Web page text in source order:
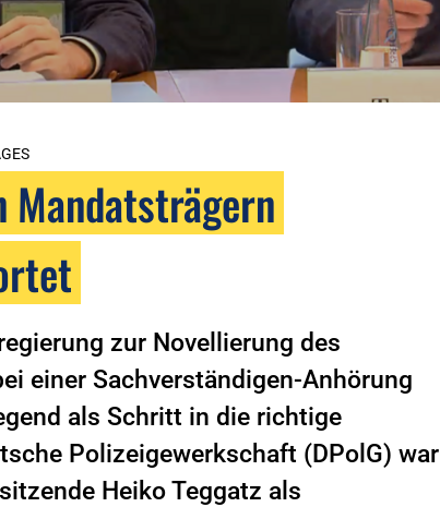
Mandatsträgern
zur Novellierung des
einer Sachverständigen-Anhörung
als Schritt in die richtige
Polizeigewerkschaft (DPolG) war
Heiko Teggatz als